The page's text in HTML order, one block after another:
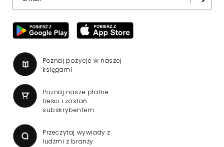
Poznaj pozycje w naszej
księgarni
Poznaj nasze płatne
treści i zostań
subskrybentem
Przeczytaj wywiady z
ludźmi z branży